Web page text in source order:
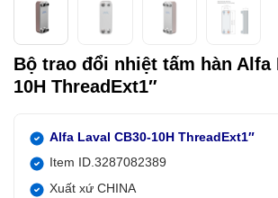
Bộ trao đổi nhiệt tấm hàn Alfa
10H ThreadExt1″
Alfa Laval CB30-10H ThreadExt1″
Item ID.3287082389
Xuất xứ CHINA